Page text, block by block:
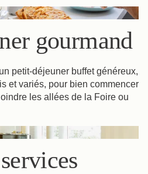
gourmand
petit-déjeuner buffet généreux,
et variés, pour bien commencer
les allées de la Foire ou